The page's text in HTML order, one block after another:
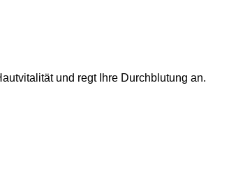
und regt Ihre Durchblutung an.